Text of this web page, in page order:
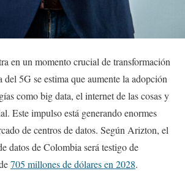
en un momento crucial de transformación
5G se estima que aumente la adopción
como big data, el internet de las cosas y
Este impulso está generando enormes
de centros de datos. Según Arizton, el
datos de Colombia será testigo de
705 millones de dólares en 2028.